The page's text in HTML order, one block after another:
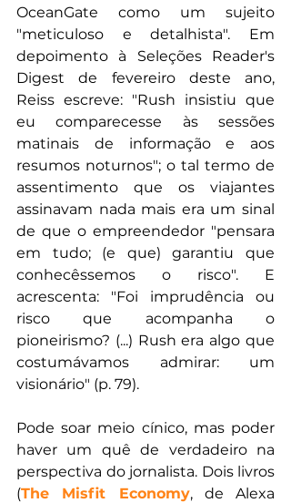
OceanGate como um sujeito
"meticuloso e detalhista". Em
depoimento à Seleções Reader's
Digest de fevereiro deste ano,
Reiss escreve: "Rush insistiu que
eu comparecesse às sessões
matinais de informação e aos
resumos noturnos"; o tal termo de
assentimento que os viajantes
assinavam nada mais era um sinal
de que o empreendedor "pensara
em tudo; (e que) garantiu que
conhecêssemos o risco". E
acrescenta: "Foi imprudência ou
risco que acompanha o
pioneirismo? (...) Rush era algo que
costumávamos admirar: um
visionário" (p. 79).
Pode soar meio cínico, mas poder
haver um quê de verdadeiro na
perspectiva do jornalista. Dois livros
(The Misfit Economy, de Alexa